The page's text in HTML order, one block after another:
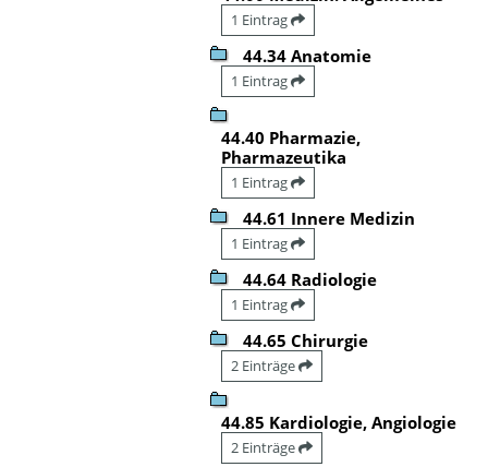
1 Eintrag
44.34 Anatomie
1 Eintrag
44.40 Pharmazie,
Pharmazeutika
1 Eintrag
44.61 Innere Medizin
1 Eintrag
44.64 Radiologie
1 Eintrag
44.65 Chirurgie
2 Einträge
44.85 Kardiologie, Angiologie
2 Einträge